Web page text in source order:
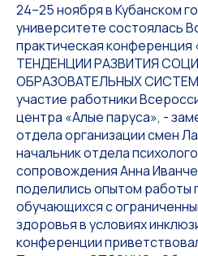
24–25 ноября в Кубанском
университете состоялась
практическая
ТЕНДЕНЦИИ РАЗВИТИЯ
ОБРАЗОВАТЕЛЬНЫХ
участие работники
центра «Алые паруса», -
отдела организации смен
начальник отдела
сопровождения Анна
поделились опытом работы
обучающихся с
здоровья в условиях
конференции